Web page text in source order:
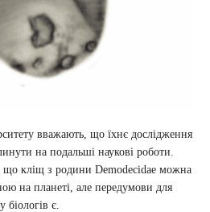
вважають, що їхнє дослідження
на подальші наукові роботи.
що кліщ з родини Demodecidae можна
на планеті, але передумови для
є.